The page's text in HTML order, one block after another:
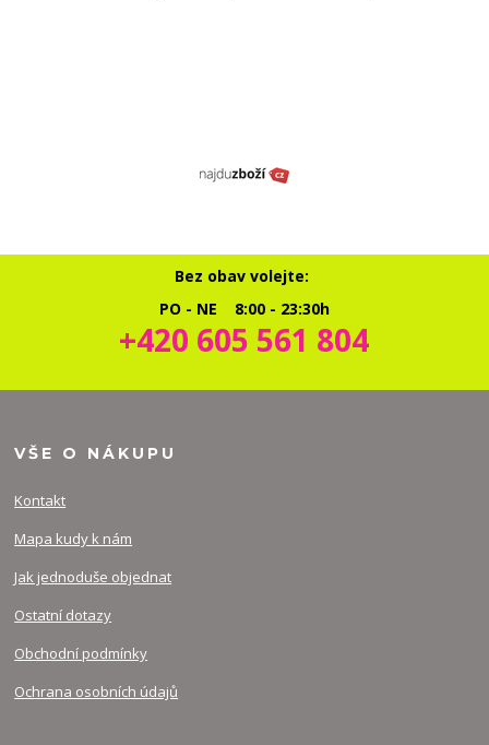
Bez obav volejte:
PO - NE 8:00 - 23:30h
+420 605 561 804
VŠE O NÁKUPU
Kontakt
Mapa kudy k nám
Jak jednoduše objednat
Ostatní dotazy
Obchodní podmínky
Ochrana osobních údajů